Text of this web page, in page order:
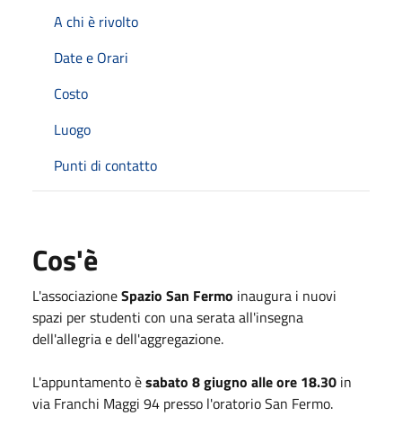
A chi è rivolto
Date e Orari
Costo
Luogo
Punti di contatto
Cos'è
L'associazioneSpazio San Fermo inaugura i nuovi
spazi per studenti con una serata all'insegna
dell'allegria e dell'aggregazione.
L'appuntamento èsabato 8 giugno alle ore 18.30 in
via Franchi Maggi 94 presso l'oratorio San Fermo.